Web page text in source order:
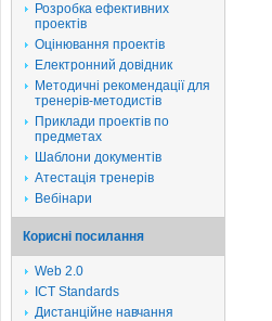
Розробка ефективних
проектів
Оцінювання проектів
Електронний довідник
Методичні рекомендації для
тренерів-методистів
Приклади проектів по
предметах
Шаблони документів
Атестація тренерів
Вебінари
Корисні посилання
Web 2.0
ICT Standards
Дистанційне навчання